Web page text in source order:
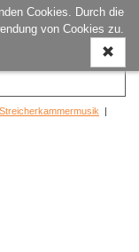
Cookies. Durch die
von Cookies zu.
ein-/
|